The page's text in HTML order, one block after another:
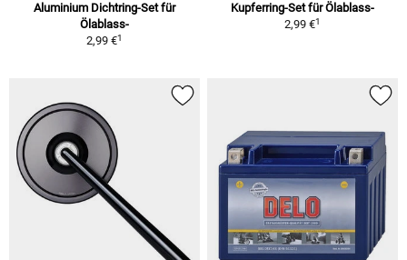
Aluminium Dichtring-Set für
Ölablass-
2,99 €1
Kupferring-Set für Ölablass-
2,99 €1